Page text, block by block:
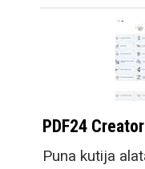
PDF24 Creator
Puna kutija